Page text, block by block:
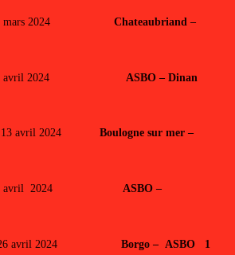
23 mars 2024 Chateaubriand –
06 avril 2024 ASBO – Dinan
13 avril 2024 Boulogne sur mer –
20 avril 2024 ASBO –
26 avril 2024 Borgo – ASBO 1